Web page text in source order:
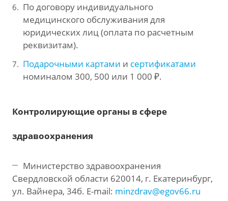
По договору индивидуального
медицинского обслуживания для
юридических лиц (оплата по расчетным
реквизитам).
Подарочными картами и сертификатами
номиналом 300, 500 или 1 000 ₽.
Контролирующие органы в сфере
здравоохранения
Министерство здравоохранения
Свердловской области 620014, г. Екатеринбург,
ул. Вайнера, 34б. E-mail: minzdrav@egov66.ru